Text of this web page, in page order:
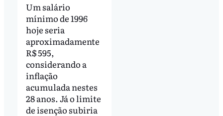
Um salário
mínimo de 1996
hoje seria
aproximadamente
R$ 595,
considerando a
inflação
acumulada nestes
28 anos. Já o limite
de isenção subiria